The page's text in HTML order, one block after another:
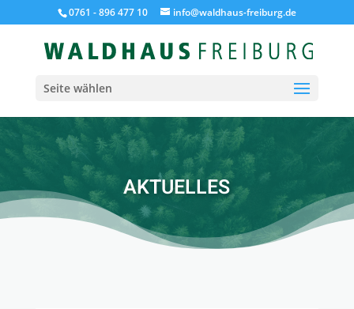
0761 - 896 477 10 info@waldhaus-freiburg.de
Seite wählen
AKTUELLES